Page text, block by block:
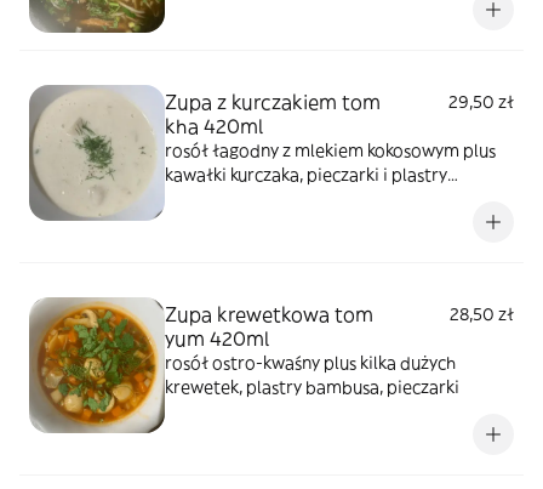
Zupa z kurczakiem tom
kha 420ml
29,50 zł
rosół łagodny z mlekiem kokosowym plus
kawałki kurczaka, pieczarki i plastry
Zupa krewetkowa tom
yum 420ml
28,50 zł
rosół ostro-kwaśny plus kilka dużych
krewetek, plastry bambusa, pieczarki